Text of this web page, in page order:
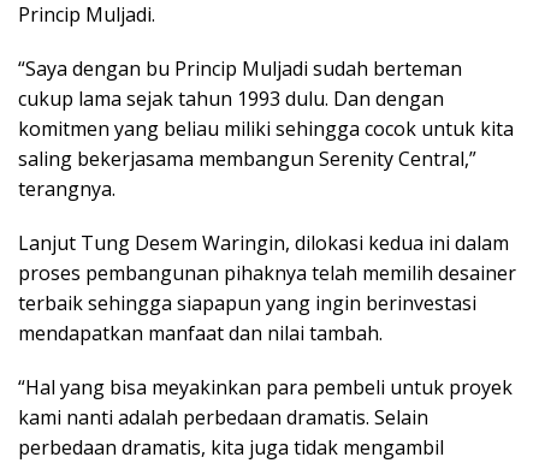
Princip Muljadi.
“Saya dengan bu Princip Muljadi sudah berteman
cukup lama sejak tahun 1993 dulu. Dan dengan
komitmen yang beliau miliki sehingga cocok untuk kita
saling bekerjasama membangun Serenity Central,”
terangnya.
Lanjut Tung Desem Waringin, dilokasi kedua ini dalam
proses pembangunan pihaknya telah memilih desainer
terbaik sehingga siapapun yang ingin berinvestasi
mendapatkan manfaat dan nilai tambah.
“Hal yang bisa meyakinkan para pembeli untuk proyek
kami nanti adalah perbedaan dramatis. Selain
perbedaan dramatis, kita juga tidak mengambil